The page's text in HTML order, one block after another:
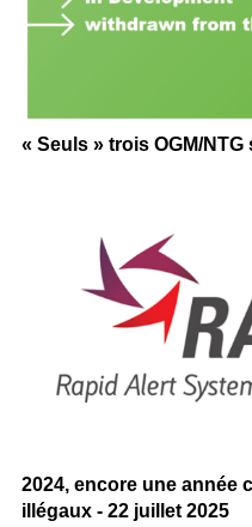
« Seuls » trois OGM/
2024, encore une année
illégaux - 22 juillet 2025